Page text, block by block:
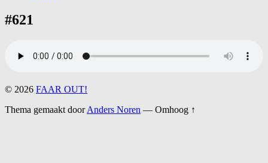
#621
© 2026 FAAR OUT!
Thema gemaakt doorAnders Noren — Omhoog ↑